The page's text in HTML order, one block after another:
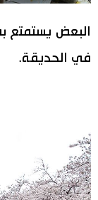
لايف ستايل
البعض يستمتع
في الحديقة.